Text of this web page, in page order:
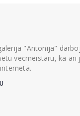
"Antonija"
vecmeistaru, kā